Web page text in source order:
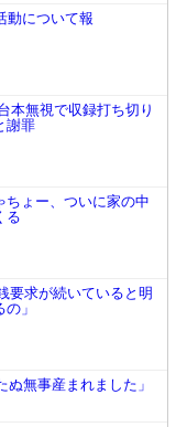
動について報
本無視で収録打ち切り
謝罪
ちょー、ついに家の中
る
要求が続いていると明
」
無事産まれました」